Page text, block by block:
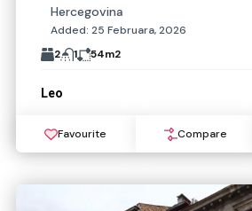
Hercegovina
Added: 25 Februara, 2026
2
1 54m2
Leo
Favourite Compare